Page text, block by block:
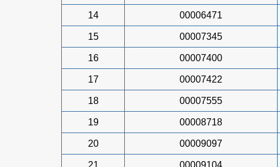
14 00006471
15 00007345
16 00007400
17 00007422
18 00007555
19 00008718
20 00009097